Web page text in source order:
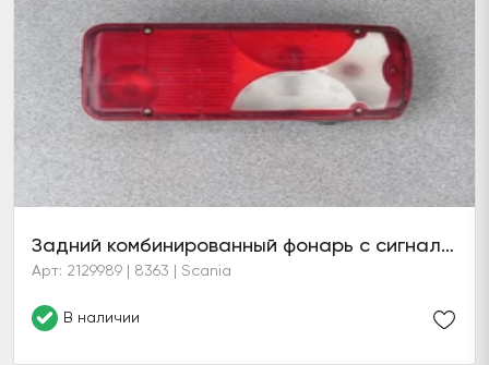
Задний комбинированный фонарь с сигнализатором заднего хода прав.
Арт: 2129989 | 8363 | Scania
В наличии